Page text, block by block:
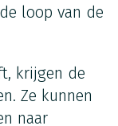
loop van de
krijgen de
Ze kunnen
naar